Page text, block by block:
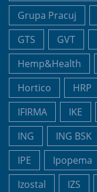
Grupa Pracuj
GTS
GVT
Hemp&Health
Hortico
HRP
IFIRMA
IKE
ING
ING BSK
IPE
Ipopema
Izostal
IZS